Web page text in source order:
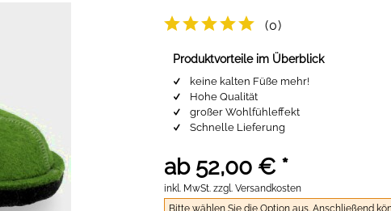
(0)
Produktvorteile im Überblick
keine kalten Füße mehr!
Hohe Qualität
großer Wohlfühleffekt
Schnelle Lieferung
ab 52,00 € *
inkl. MwSt.zzgl. Versandkosten
Bitte wählen Sie die Option aus. Anschließend